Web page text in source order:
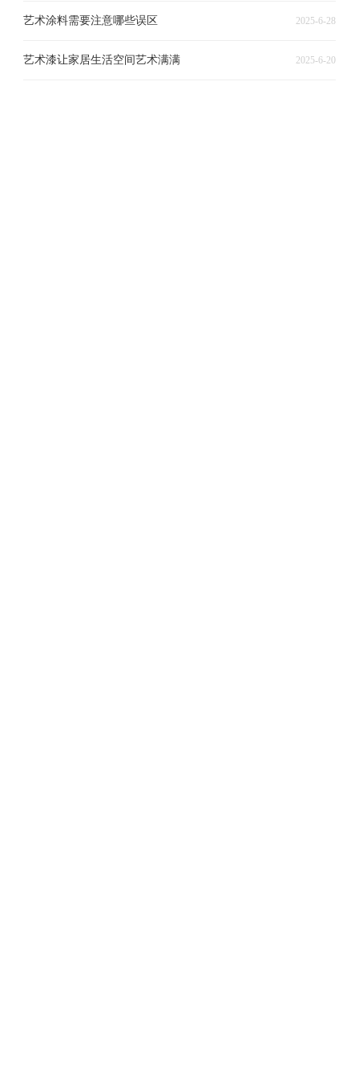
2025-6-28
艺术涂料需要注意哪些误区
2025-6-20
艺术漆让家居生活空间艺术满满